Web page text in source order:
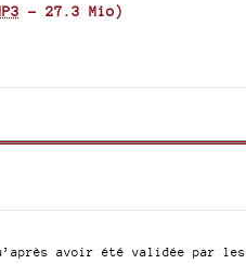
- 27.3 Mio)
avoir été validée par les